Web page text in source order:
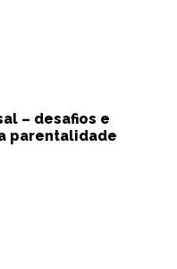
– desafios e
parentalidade